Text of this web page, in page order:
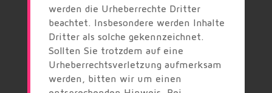
werden die Urheberrechte Dritter
beachtet. Insbesondere werden Inhalte
Dritter als solche gekennzeichnet.
Sollten Sie trotzdem auf eine
Urheberrechtsverletzung aufmerksam
werden, bitten wir um einen